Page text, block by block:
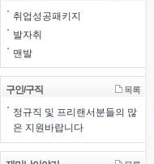
취업성공패키지
발자취
맨발
구인/구직 목록
정규직 및 프리랜서분들의 많
은 지원바랍니다